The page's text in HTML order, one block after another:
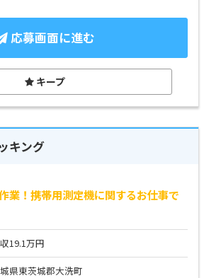
応募画面に進む
キープ
キング
業！携帯用測定機に関するお仕事で
19.1万円
県東茨城郡大洗町